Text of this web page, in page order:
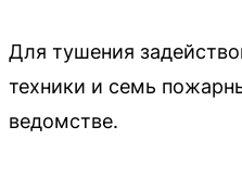
Для тушения
техники и семь
ведомстве.